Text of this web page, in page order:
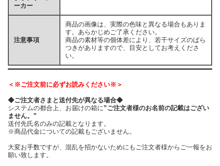
ーカー
注意事項
商品の画像は、実際の色味と異なる場合もありま
す。あらかじめご了承ください。
商品の素材等の個体差により、若干サイズのばら
つきがありますので、目安としてお考えくださ
い。
＜※ご注文前に必ずお読みください※＞
◆ご注文者さまと送付先が異なる場合◆
システムの都合上、お届けの箱に ”ご注文者様のお名前の記載はござい
ません。”
送付先氏名のみの記載となります。
※商品代金についての記載もございません。
大変お手数ですが、混乱を招かないためにもご注文者様からご一報をお
願い致します。